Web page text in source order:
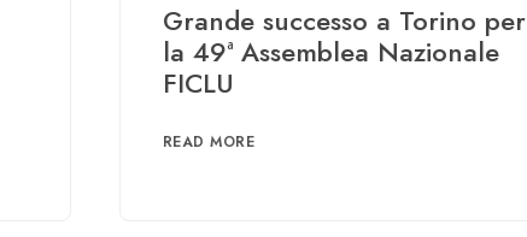
Grande successo a Torino per
la 49ª Assemblea Nazionale
FICLU
READ MORE